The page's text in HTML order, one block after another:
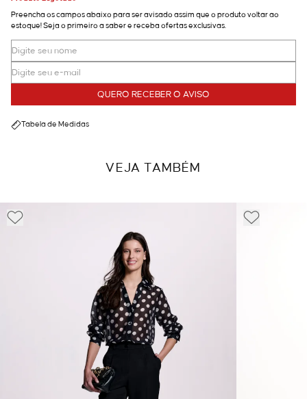
Preencha os campos abaixo para ser avisado assim que o produto voltar ao
estoque! Seja o primeiro a saber e receba ofertas exclusivas.
QUERO RECEBER O AVISO
Tabela de Medidas
VEJA TAMBÉM